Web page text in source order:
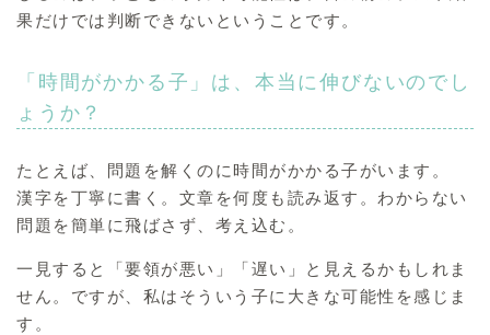
果だけでは判断できないということです。
「時間がかかる子」は、本当に伸びないのでし
ょうか？
たとえば、問題を解くのに時間がかかる子がいます。
漢字を丁寧に書く。文章を何度も読み返す。わからない
問題を簡単に飛ばさず、考え込む。
一見すると「要領が悪い」「遅い」と見えるかもしれま
せん。ですが、私はそういう子に大きな可能性を感じま
す。